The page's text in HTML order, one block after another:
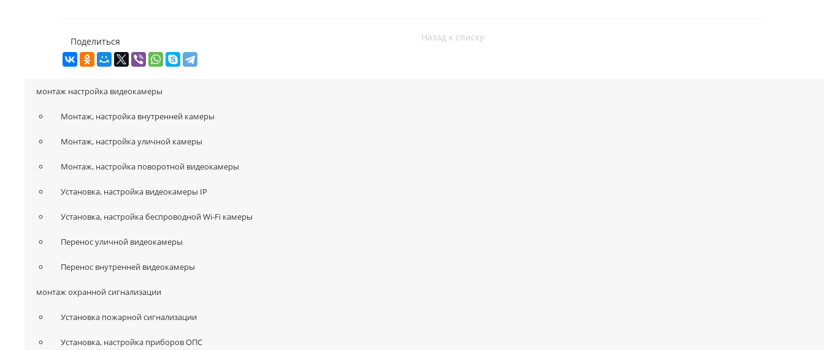
Поделиться Назад к списку
монтаж настройка видеокамеры
Монтаж, настройка внутренней камеры
Монтаж, настройка уличной камеры
Монтаж, настройка поворотной видеокамеры
Установка, настройка видеокамеры IP
Установка, настройка беспроводной Wi-Fi камеры
Перенос уличной видеокамеры
Перенос внутренней видеокамеры
монтаж охранной сигнализации
Установка пожарной сигнализации
Установка, настройка приборов ОПС